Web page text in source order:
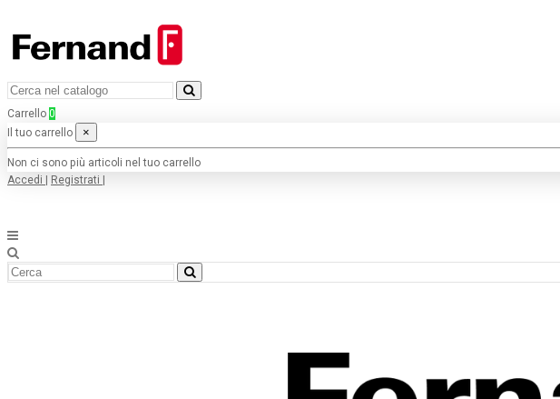
Carrello 0
Il tuo carrello
×
Non ci sono più articoli nel tuo carrello
Accedi
Registrati